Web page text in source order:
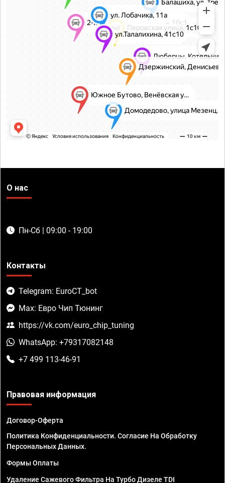
О нас
Пн-Сб | 09:00 - 19:00
Контакты
Telegram: EuroCT_bot
Max: Евро Чип Тюнинг
https://vk.com/euro_chip_tuning
WhatsApp: +79317082148
+7 499 113-46-91
Правовая информация
Договор-Оферта
Политика Конфиденциальности. Согласие На Обработку
Персональных Данных.
Формы Оплаты
Удаление Сажевого Фильтра На Турбо Дизеле TDI